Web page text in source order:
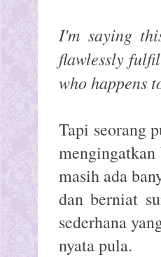
I'm saying
flawlessly
who happens
Tapi seorang
masih ada
dan berniat
sederhana
nyata pula.